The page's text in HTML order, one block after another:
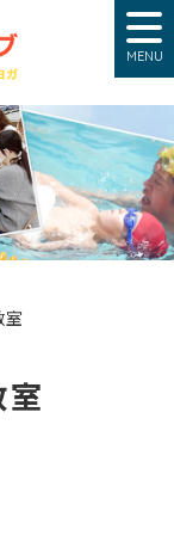
MENU
室